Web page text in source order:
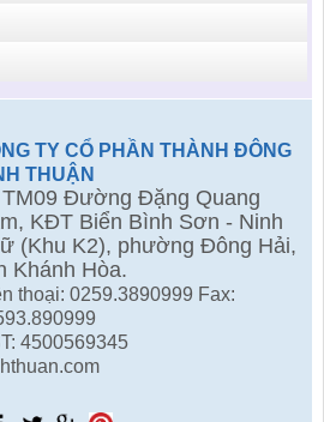
TY CỔ PHẦN THÀNH ĐÔNG
THUẬN
TM09 Đường Đặng Quang
KĐT Biển Bình Sơn - Ninh
(Khu K2), phường Đông Hải,
Khánh Hòa.
thoại: 0259.3890999 Fax:
4500569345